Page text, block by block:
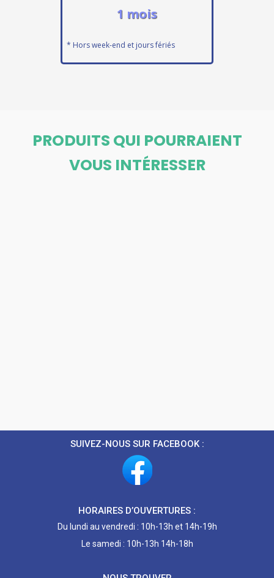
1 mois
* Hors week-end et jours fériés
PRODUITS QUI POURRAIENT
VOUS INTÉRESSER
SUIVEZ-NOUS SUR FACEBOOK :
HORAIRES D’OUVERTURES :
Du lundi au vendredi : 10h-13h et 14h-19h
Le samedi : 10h-13h 14h-18h